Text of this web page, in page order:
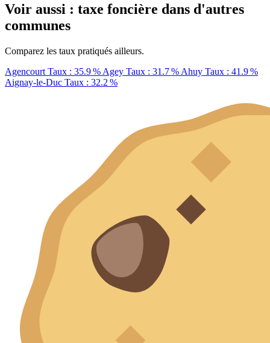
Voir aussi : taxe foncière dans d'autres
communes
Comparez les taux pratiqués ailleurs.
Agencourt Taux : 35.9 % Agey Taux : 31.7 % Ahuy Taux : 41.9 %
Aignay-le-Duc Taux : 32.2 %